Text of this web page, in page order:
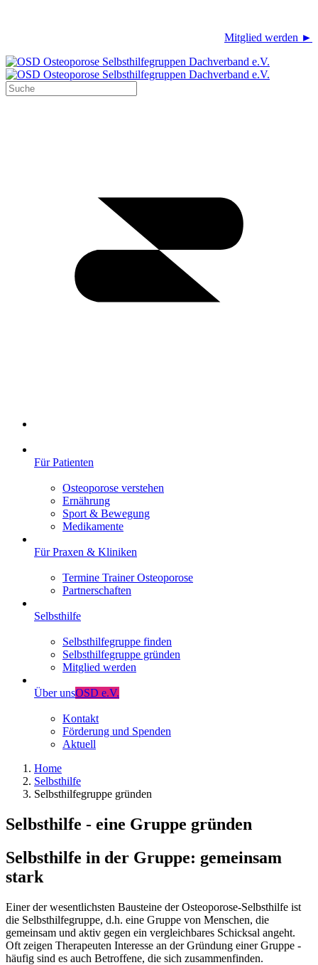
Mitglied werden ►
Für Patienten
Osteoporose verstehen
Ernährung
Sport & Bewegung
Medikamente
Für Praxen & Kliniken
Termine Trainer Osteoporose
Partnerschaften
Selbsthilfe
Selbsthilfegruppe finden
Selbsthilfegruppe gründen
Mitglied werden
Über unsOSD e.V.
Kontakt
Förderung und Spenden
Aktuell
Home
Selbsthilfe
Selbsthilfegruppe gründen
Selbsthilfe - eine Gruppe gründen
Selbsthilfe in der Gruppe: gemeinsam
stark
Einer der wesentlichsten Bausteine der Osteoporose-Selbsthilfe ist
die Selbsthilfegruppe, d.h. eine Gruppe von Menschen, die
gemeinsam und aktiv gegen ein vergleichbares Schicksal angeht.
Oft zeigen Therapeuten Interesse an der Gründung einer Gruppe -
häufig sind es auch Betroffene, die sich zusammenfinden.